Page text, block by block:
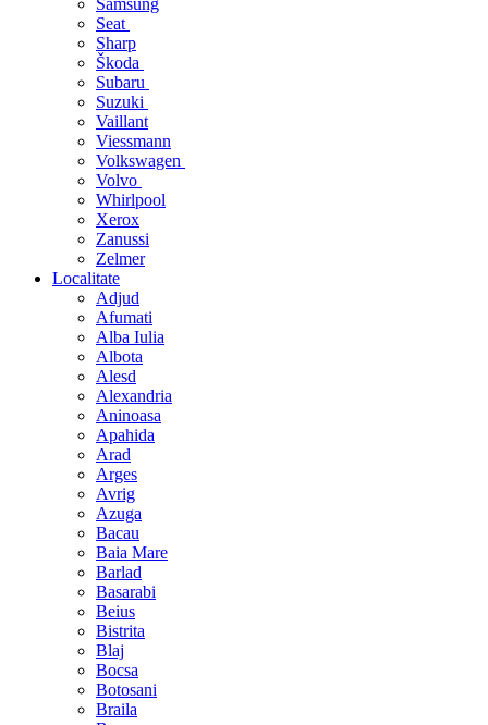
Samsung
Seat
Sharp
Škoda
Subaru
Suzuki
Vaillant
Viessmann
Volkswagen
Volvo
Whirlpool
Xerox
Zanussi
Zelmer
Localitate
Adjud
Afumati
Alba Iulia
Albota
Alesd
Alexandria
Aninoasa
Apahida
Arad
Arges
Avrig
Azuga
Bacau
Baia Mare
Barlad
Basarabi
Beius
Bistrita
Blaj
Bocsa
Botosani
Braila